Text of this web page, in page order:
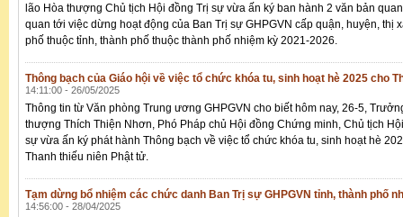
lão Hòa thượng Chủ tịch Hội đồng Trị sự vừa ấn ký ban hành 2 văn bản
quan tới việc dừng hoạt động của Ban Trị sự GHPGVN cấp quận, huyện, thị
phố thuộc tỉnh, thành phố thuộc thành phố nhiệm kỳ 2021-2026.
Thông bạch của Giáo hội về việc tổ chức khóa tu, sinh hoạt hè 2025 cho
14:11:00 - 26/05/2025
Thông tin từ Văn phòng Trung ương GHPGVN cho biết hôm nay, 26-5,
thượng Thích Thiện Nhơn, Phó Pháp chủ Hội đồng Chứng minh, Chủ tịch
sự vừa ấn ký phát hành Thông bạch về việc tổ chức khóa tu, sinh hoạt hè
Thanh thiếu niên Phật tử.
Tạm dừng bổ nhiệm các chức danh Ban Trị sự GHPGVN tỉnh, thành phố
14:56:00 - 28/04/2025